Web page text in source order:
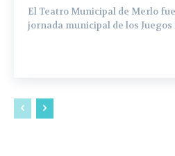
El Teatro Municipal de Merlo
jornada municipal de los Juegos